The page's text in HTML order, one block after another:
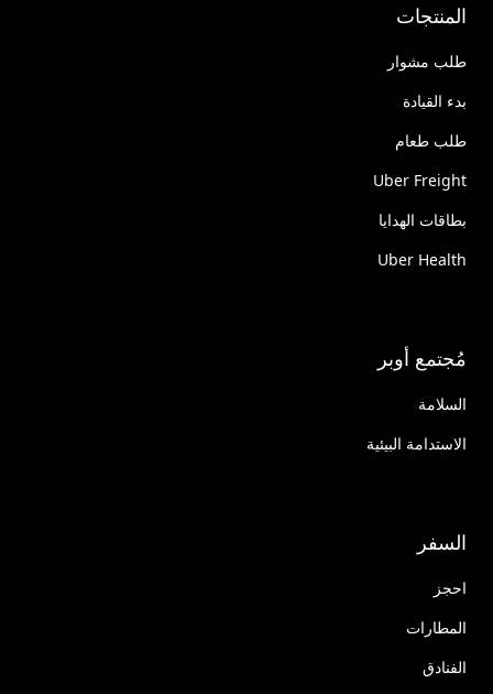
المنتجات
طلب مشوار
بدء القيادة
طلب طعام
Uber Freight
بطاقات الهدايا
Uber Health
مُجتمع أوبر
السلامة
الاستدامة البيئية
السفر
احجز
المطارات
الفنادق